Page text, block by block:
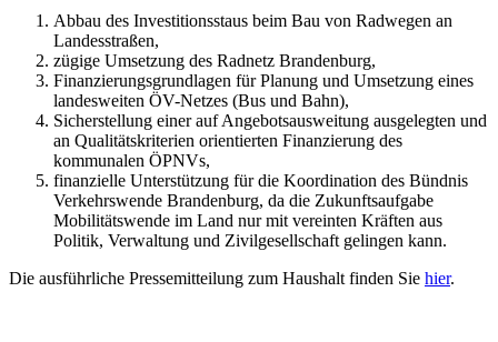
Abbau des Investitionsstaus beim Bau von Radwegen an
Landesstraßen,
zügige Umsetzung des Radnetz Brandenburg,
Finanzierungsgrundlagen für Planung und Umsetzung eines
landesweiten ÖV-Netzes (Bus und Bahn),
Sicherstellung einer auf Angebotsausweitung ausgelegten und
an Qualitätskriterien orientierten Finanzierung des
kommunalen ÖPNVs,
finanzielle Unterstützung für die Koordination des Bündnis
Verkehrswende Brandenburg, da die Zukunftsaufgabe
Mobilitätswende im Land nur mit vereinten Kräften aus
Politik, Verwaltung und Zivilgesellschaft gelingen kann.
Die ausführliche Pressemitteilung zum Haushalt finden Sie hier.